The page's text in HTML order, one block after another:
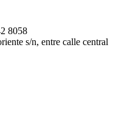
8058
s/n, entre calle central